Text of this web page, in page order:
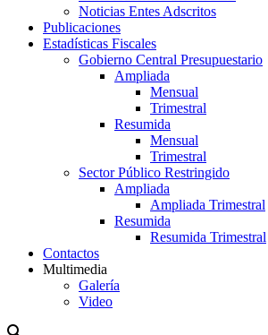
Noticias Entes Adscritos
Publicaciones
Estadísticas Fiscales
Gobierno Central Presupuestario
Ampliada
Mensual
Trimestral
Resumida
Mensual
Trimestral
Sector Público Restringido
Ampliada
Ampliada Trimestral
Resumida
Resumida Trimestral
Contactos
Multimedia
Galería
Video